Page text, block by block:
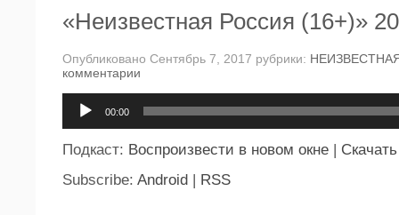
«Неизвестная Россия (16+)»
Опубликовано Сентябрь 7, 2017 рубрики:
комментарии
00:00
Подкаст: Воспроизвести в новом окне | Скачать
Subscribe: Android | RSS